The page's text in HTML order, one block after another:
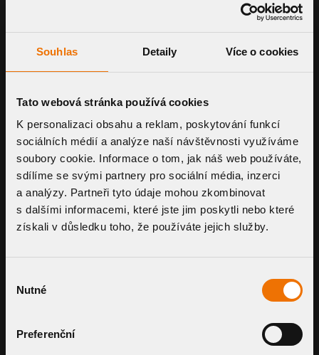
Souhlas Detaily Více o cookies
Tato webová stránka používá cookies
K personalizaci obsahu a reklam, poskytování funkcí
sociálních médií a analýze naší návštěvnosti využíváme
soubory cookie. Informace o tom, jak náš web používáte,
sdílíme se svými partnery pro sociální média, inzerci
a analýzy. Partneři tyto údaje mohou zkombinovat
s dalšími informacemi, které jste jim poskytli nebo které
získali v důsledku toho, že používáte jejich služby.
souhlasu
Nutné
Preferenční
Spolehlivé řešení pro vyvedení kabelů, hadic
a jiných nosičů médií na střechu
Profesionální prostup hydroizolací
nevyžadující pravidelné kontroly ani údržbu
TYP MANŽETY
Zrušit filtry
BITUMENOVÁ MANŽETA
MANŽETA NA ZAKÁZKU